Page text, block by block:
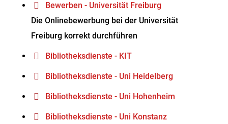
Bewerben - Universität Freiburg
Die Onlinebewerbung bei der Universität
Freiburg korrekt durchführen
Bibliotheksdienste - KIT
Bibliotheksdienste - Uni Heidelberg
Bibliotheksdienste - Uni Hohenheim
Bibliotheksdienste - Uni Konstanz